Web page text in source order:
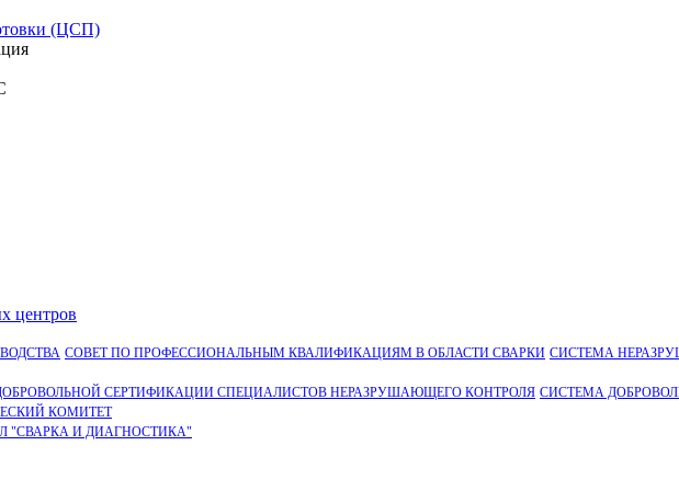
(ЦСП)
центров
СОВЕТ ПО ПРОФЕССИОНАЛЬНЫМ КВАЛИФИКАЦИЯМ В ОБЛАСТИ СВАРКИ СИСТЕМА
СЕРТИФИКАЦИИ СПЕЦИАЛИСТОВ НЕРАЗРУШАЮЩЕГО КОНТРОЛЯ СИСТЕМА
КОМИТЕТ
"СВАРКА И ДИАГНОСТИКА"